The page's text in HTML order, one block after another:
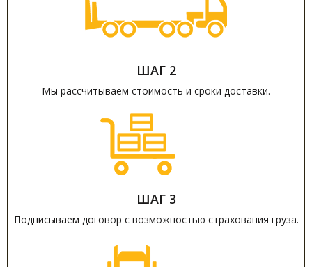
ШАГ 2
Мы рассчитываем стоимость и сроки доставки.
ШАГ 3
Подписываем договор с возможностью страхования груза.